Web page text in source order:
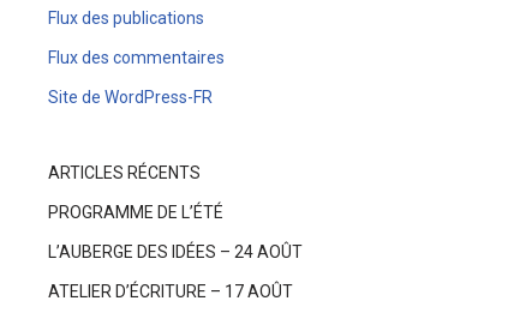
Flux des publications
Flux des commentaires
Site de WordPress-FR
ARTICLES RÉCENTS
PROGRAMME DE L’ÉTÉ
L’AUBERGE DES IDÉES – 24 AOÛT
ATELIER D’ÉCRITURE – 17 AOÛT